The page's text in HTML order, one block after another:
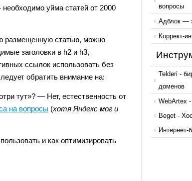
уйма статей от 2000
размещенную статью, можно
заголовки в h2 и h3,
ссылок использовать без
обратить внимание на:
тут»? — Нет, естественность от
на вопросы (хотя Яндекс мог и
и как оптимизировать
вопросы
Адблок —
Коррект-
Telderi -
доменов
WebArtex
Beget -
Интернет-